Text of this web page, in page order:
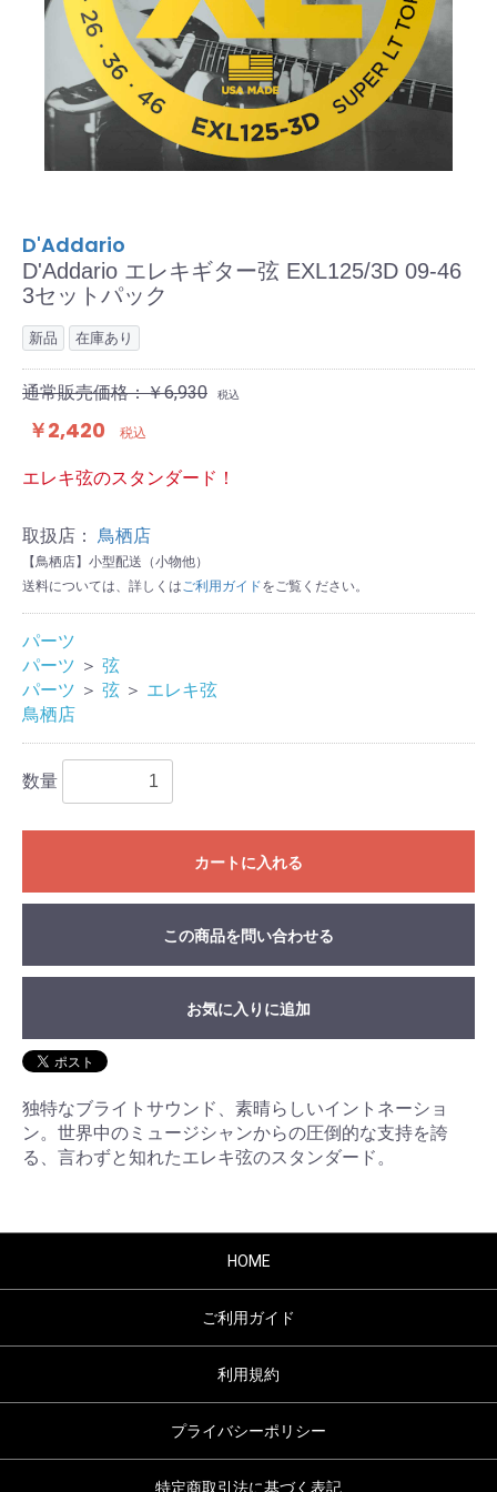
D'Addario
D'Addario エレキギター弦 EXL125/3D 09-46
3セットパック
新品 在庫あり
通常販売価格：￥6,930 税込
￥2,420 税込
エレキ弦のスタンダード！
取扱店： 鳥栖店
【鳥栖店】小型配送（小物他）
送料については、詳しくはご利用ガイドをご覧ください。
パーツ
パーツ ＞ 弦
パーツ ＞ 弦 ＞ エレキ弦
鳥栖店
数量
カートに入れる
この商品を問い合わせる
お気に入りに追加
独特なブライトサウンド、素晴らしいイントネーショ
ン。世界中のミュージシャンからの圧倒的な支持を誇
る、言わずと知れたエレキ弦のスタンダード。
HOME
ご利用ガイド
利用規約
プライバシーポリシー
特定商取引法に基づく表記